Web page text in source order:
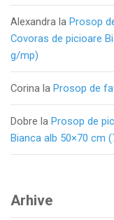
Alexandra la Prosop
Covoras de picioare
g/mp)
Corina la Prosop de
Dobre la Prosop de
Bianca alb 50×70 cm
Arhive